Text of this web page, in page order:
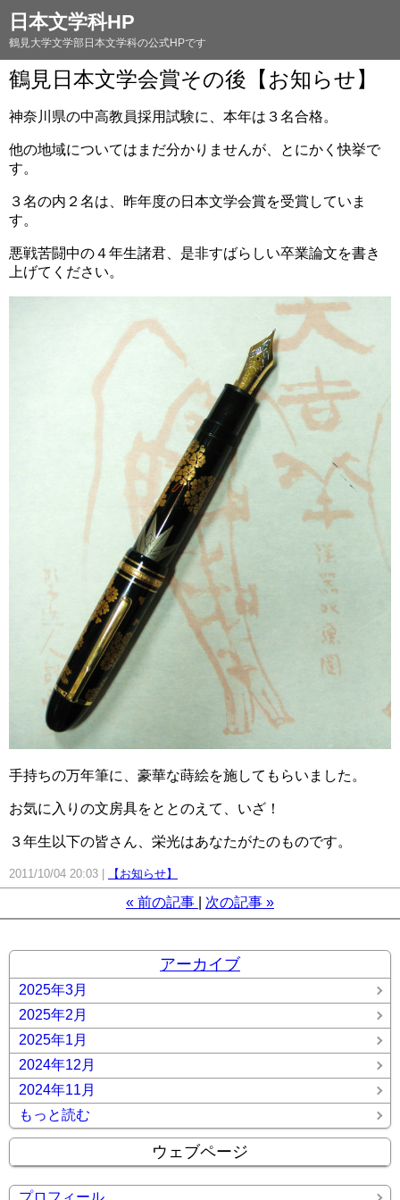
日本文学科HP
鶴見大学文学部日本文学科の公式HPです
鶴見日本文学会賞その後【お知らせ】
神奈川県の中高教員採用試験に、本年は３名合格。
他の地域についてはまだ分かりませんが、とにかく快挙で
す。
３名の内２名は、昨年度の日本文学会賞を受賞していま
す。
悪戦苦闘中の４年生諸君、是非すばらしい卒業論文を書き
上げてください。
手持ちの万年筆に、豪華な蒔絵を施してもらいました。
お気に入りの文房具をととのえて、いざ！
３年生以下の皆さん、栄光はあなたがたのものです。
2011/10/04 20:03 【お知らせ】
« 前の記事 次の記事 »
アーカイブ
2025年3月
2025年2月
2025年1月
2024年12月
2024年11月
もっと読む
ウェブページ